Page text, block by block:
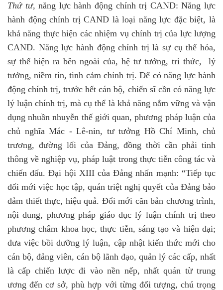
Thứ tư,năng lực hành động chính trị CAND: Năng lực
hành động chính trị CAND là loại năng lực đặc biệt, là
khả năng thực hiện các nhiệm vụ chính trị của lực lượng
CAND. Năng lực hành động chính trị là sự cụ thể hóa,
sự thể hiện ra bên ngoài của, hệ tư tưởng, tri thức, lý
tưởng, niềm tin, tình cảm chính trị. Để có năng lực hành
động chính trị, trước hết cán bộ, chiến sĩ cần có năng lực
lý luận chính trị, mà cụ thể là khả năng nắm vững và vận
dụng nhuần nhuyễn thế giới quan, phương pháp luận của
chủ nghĩa Mác - Lê-nin, tư tưởng Hồ Chí Minh, chủ
trương, đường lối của Đảng, đồng thời cần phải tinh
thông về nghiệp vụ, pháp luật trong thực tiễn công tác và
chiến đấu. Đại hội XIII của Đảng nhấn mạnh: “Tiếp tục
đổi mới việc học tập, quán triệt nghị quyết của Đảng bảo
đảm thiết thực, hiệu quả. Đổi mới căn bản chương trình,
nội dung, phương pháp giáo dục lý luận chính trị theo
phương châm khoa học, thực tiễn, sáng tạo và hiện đại;
đưa việc bồi dưỡng lý luận, cập nhật kiến thức mới cho
cán bộ, đảng viên, cán bộ lãnh đạo, quản lý các cấp, nhất
là cấp chiến lược đi vào nền nếp, nhất quán từ trung
ương đến cơ sở, phù hợp với từng đối tượng, chú trọng